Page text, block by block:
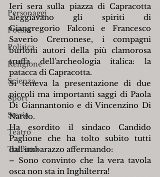
Personaggi
Poesia
Politica
Religione
Scienza
Sport
Storia
Teatro
Turismo
Ieri sera sulla piazza di Capracotta
aleggiavano gli spiriti di
Giangregorio Falconi e Francesco
Saverio Cremonese, i compagni
burloni autori della più clamorosa
truffa dell'archeologia italica: la
patacca di Capracotta.
Si teneva la presentazione di due
piccoli ma importanti saggi di Paola
Di Giannantonio e di Vincenzino Di
Nardo.
Ha esordito il sindaco Candido
Paglione che ha tolto subito tutti
dall'imbarazzo affermando:
– Sono convinto che la vera tavola
osca non sta in Inghilterra!